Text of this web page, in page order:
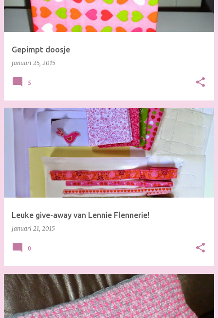
s
Gepimpt doosje
januari 25, 2015
5
Leuke give-away van Lennie Flennerie!
januari 21, 2015
0